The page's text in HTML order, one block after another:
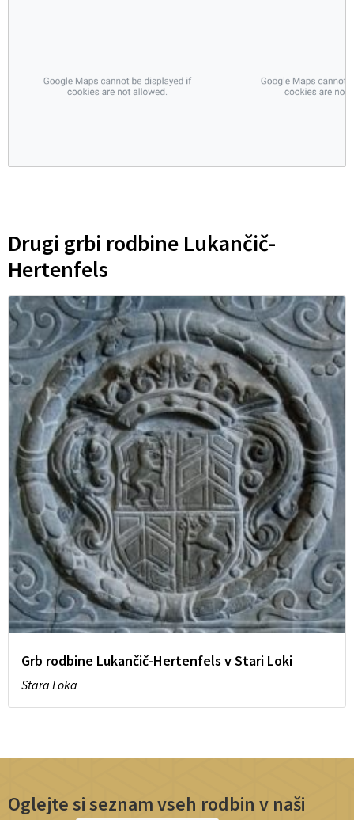
Drugi grbi rodbine Lukančič-
Hertenfels
Grb rodbine Lukančič-Hertenfels v Stari Loki
Stara Loka
Oglejte si seznam vseh rodbin v naši